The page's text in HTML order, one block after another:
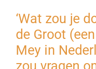
‘Wat zou je
de Groot
Mey in